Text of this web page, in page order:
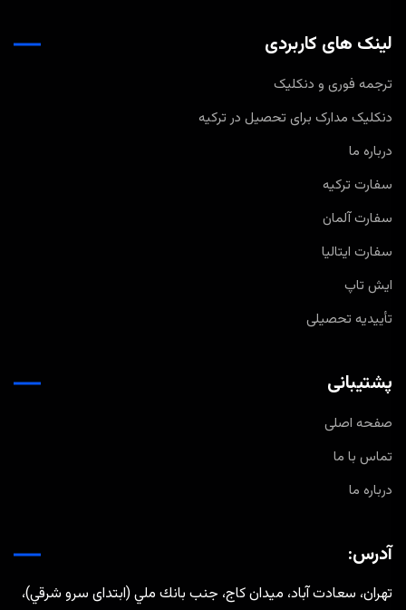
لینک های کاربردی
ترجمه فوری و دنکلیک
دنکلیک مدارک برای تحصیل در ترکیه
درباره ما
سفارت ترکیه
سفارت آلمان
سفارت ایتالیا
ایش تاپ
تأییدیه تحصیلی
پشتیبانی
صفحه اصلی
تماس با ما
درباره ما
آدرس:
تهران، سعادت آباد، ميدان كاج، جنب بانك ملي (ابتدای سرو شرقي)،